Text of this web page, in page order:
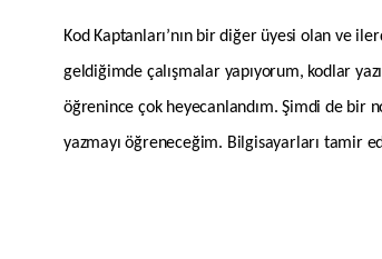
Kod Kaptanları’nın bir diğer üyesi olan ve
geldiğimde çalışmalar yapıyorum, kodlar
öğrenince çok heyecanlandım. Şimdi de bir
yazmayı öğreneceğim. Bilgisayarları tamir